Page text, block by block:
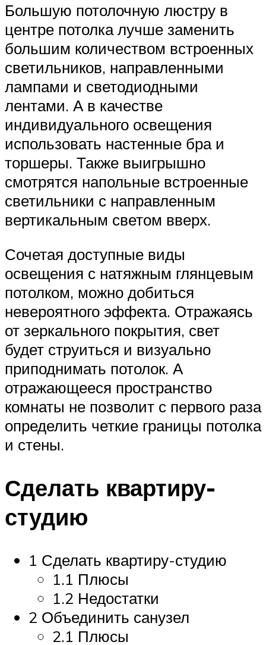
Большую потолочную люстру в
центре потолка лучше заменить
большим количеством встроенных
светильников, направленными
лампами и светодиодными
лентами. А в качестве
индивидуального освещения
использовать настенные бра и
торшеры. Также выигрышно
смотрятся напольные встроенные
светильники с направленным
вертикальным светом вверх.
Сочетая доступные виды
освещения с натяжным глянцевым
потолком, можно добиться
невероятного эффекта. Отражаясь
от зеркального покрытия, свет
будет струиться и визуально
приподнимать потолок. А
отражающееся пространство
комнаты не позволит с первого раза
определить четкие границы потолка
и стены.
Сделать квартиру-
студию
1 Сделать квартиру-студию
1.1 Плюсы
1.2 Недостатки
2 Объединить санузел
2.1 Плюсы